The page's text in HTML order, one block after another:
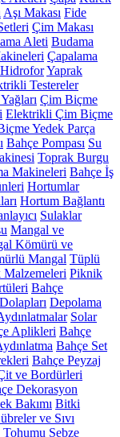
Aşı Makası Fide
Çim Makası
Aleti Budama
Çapalama
HidroforYaprak
Testereler
Çim Biçme
Elektrikli Çim Biçme
Yedek Parça
Bahçe Pompası Su
Toprak Burgu
Makineleri Bahçe İş
Hortumlar
Hortum Bağlantı
Sulaklar
Mangal ve
Kömürü ve
Mangal Tüplü
Piknik
Bahçe
Depolama
Solar
Aplikleri Bahçe
Bahçe Set
Bahçe Peyzaj
ve Bordürleri
Dekorasyon
Bakımı Bitki
ve Sıvı
Sebze